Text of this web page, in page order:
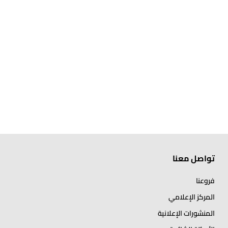
تواصل معنا
فروعنا
المركز الإعلامي
المنشورات الإعلانية